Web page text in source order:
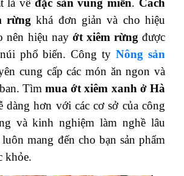
là về đặc sản vùng miền. Cách
rừng khá đơn giản và cho hiệu
nên hiệu nay ớt xiêm rừng được
phổ biến. Công tyNông sản
cung cấp các món ăn ngon và
Tìm mua ớt xiêm xanh ở Hà
dàng hơn với các cơ sở của công
và kinh nghiệm làm nghề lâu
mang đến cho bạn sản phẩm
khỏe.